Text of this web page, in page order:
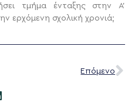
τμήμα ένταξης στην Α’
ερχόμενη σχολική χρονιά;
Επόμενο